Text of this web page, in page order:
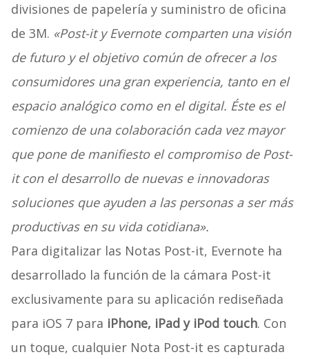
divisiones de papelería y suministro de oficina
de 3M. «Post-it y Evernote comparten una visión
de futuro y el objetivo común de ofrecer a los
consumidores una gran experiencia, tanto en el
espacio analógico como en el digital. Éste es el
comienzo de una colaboración cada vez mayor
que pone de manifiesto el compromiso de Post-
it con el desarrollo de nuevas e innovadoras
soluciones que ayuden a las personas a ser más
productivas en su vida cotidiana».
Para digitalizar las Notas Post-it, Evernote ha
desarrollado la función de la cámara Post-it
exclusivamente para su aplicación rediseñada
para iOS 7 para iPhone, iPad y iPod touch. Con
un toque, cualquier Nota Post-it es capturada